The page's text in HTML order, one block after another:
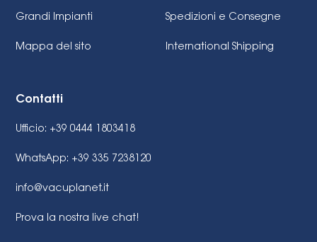
Grandi Impianti
Mappa del sito
Spedizioni e Consegne
International Shipping
Contatti
Ufficio: +39 0444 1803418
WhatsApp: +39 335 7238120
info@vacuplanet.it
Prova la nostra live chat!